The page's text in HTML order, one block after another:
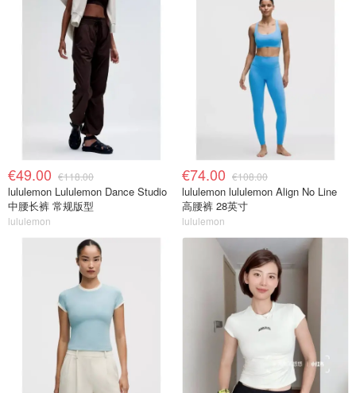
€49.00 €118.00
lululemon Lululemon Dance Studio
中腰长裤 常规版型
lululemon
€74.00 €108.00
lululemon lululemon Align No Line
高腰裤 28英寸
lululemon